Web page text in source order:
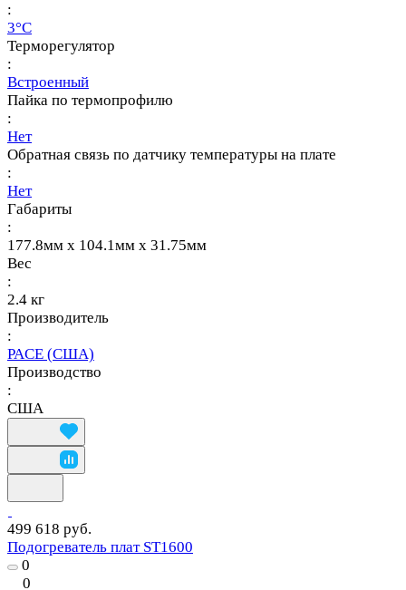
:
3°C
Терморегулятор
:
Встроенный
Пайка по термопрофилю
:
Нет
Обратная связь по датчику температуры на плате
:
Нет
Габариты
:
177.8мм х 104.1мм х 31.75мм
Вес
:
2.4 кг
Производитель
:
PACE (США)
Производство
:
США
499 618 руб.
Подогреватель плат ST1600
0
0